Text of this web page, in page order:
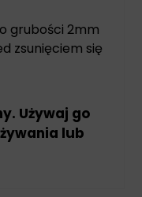
grubości 2mm
zsunięciem się
Używaj go
lub